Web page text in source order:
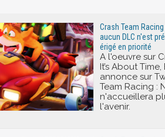
Crash Team
aucun DLC n'est
érigé en priorité
A l'oeuvre sur
It’s About
annonce sur
Team Racing :
n'accueillera
l'avenir.